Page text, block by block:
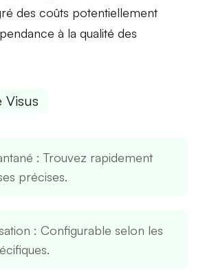
descoûts potentiellement
à la qualité des
Visus
: Trouvez rapidement
précises.
: Configurable selon les